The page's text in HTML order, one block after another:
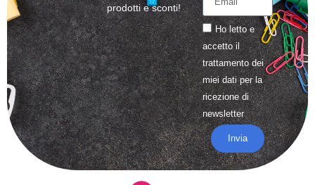
prodotti e sconti!
Ho letto e
accetto il
trattamentodei
miei dati per la
ricezione di
newsletter
Invia